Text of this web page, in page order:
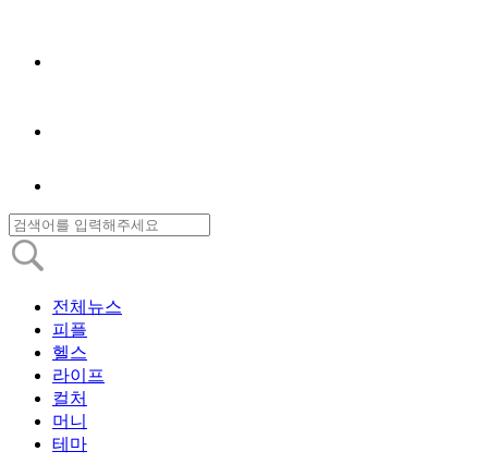
전체뉴스
피플
헬스
라이프
컬처
머니
테마